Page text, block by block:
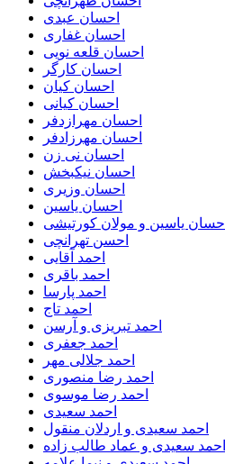
احسان عبدی
احسان غفاری
احسان قلعه نویی
احسان کارگر
احسان کیان
احسان کیانی
احسان مهرازدفر
احسان مهرزادفر
احسان نی زن
احسان نیکبخش
احسان وزیری
احسان یاسین
احسان یاسین و مولان کورتیشی
احسن تهرانچی
احمد آقایی
احمد باقری
احمد پارسا
احمد تاج
احمد تبریزی و آرسن
احمد جعفری
احمد جلالی مهر
احمد رضا منصوری
احمد رضا موسوی
احمد سعیدی
احمد سعیدی و اردلان منقول
احمد سعیدی و عماد طالب زاده